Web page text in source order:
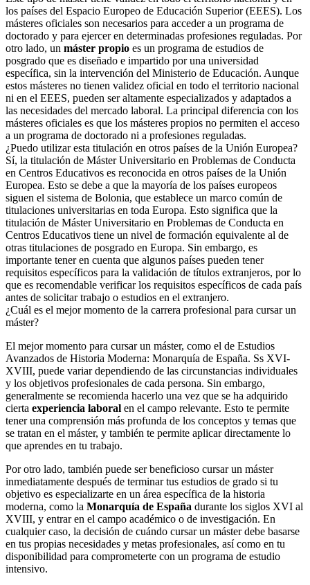
los países del Espacio Europeo de Educación Superior (EEES). Los
másteres oficiales son necesarios para acceder a un programa de
doctorado y para ejercer en determinadas profesiones reguladas. Por
otro lado, un máster propio es un programa de estudios de
posgrado que es diseñado e impartido por una universidad
específica, sin la intervención del Ministerio de Educación. Aunque
estos másteres no tienen validez oficial en todo el territorio nacional
ni en el EEES, pueden ser altamente especializados y adaptados a
las necesidades del mercado laboral. La principal diferencia con los
másteres oficiales es que los másteres propios no permiten el acceso
a un programa de doctorado ni a profesiones reguladas.
¿Puedo utilizar esta titulación en otros países de la Unión Europea?
Sí, la titulación de Máster Universitario en Problemas de Conducta
en Centros Educativos es reconocida en otros países de la Unión
Europea. Esto se debe a que la mayoría de los países europeos
siguen el sistema de Bolonia, que establece un marco común de
titulaciones universitarias en toda Europa. Esto significa que la
titulación de Máster Universitario en Problemas de Conducta en
Centros Educativos tiene un nivel de formación equivalente al de
otras titulaciones de posgrado en Europa. Sin embargo, es
importante tener en cuenta que algunos países pueden tener
requisitos específicos para la validación de títulos extranjeros, por lo
que es recomendable verificar los requisitos específicos de cada país
antes de solicitar trabajo o estudios en el extranjero.
¿Cuál es el mejor momento de la carrera profesional para cursar un
máster?
El mejor momento para cursar un máster, como el de Estudios
Avanzados de Historia Moderna: Monarquía de España. Ss XVI-
XVIII, puede variar dependiendo de las circunstancias individuales
y los objetivos profesionales de cada persona. Sin embargo,
generalmente se recomienda hacerlo una vez que se ha adquirido
cierta experiencia laboral en el campo relevante. Esto te permite
tener una comprensión más profunda de los conceptos y temas que
se tratan en el máster, y también te permite aplicar directamente lo
que aprendes en tu trabajo.
Por otro lado, también puede ser beneficioso cursar un máster
inmediatamente después de terminar tus estudios de grado si tu
objetivo es especializarte en un área específica de la historia
moderna, como la Monarquía de España durante los siglos XVI al
XVIII, y entrar en el campo académico o de investigación. En
cualquier caso, la decisión de cuándo cursar un máster debe basarse
en tus propias necesidades y metas profesionales, así como en tu
disponibilidad para comprometerte con un programa de estudio
intensivo.